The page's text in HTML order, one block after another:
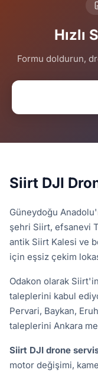
Hızlı
Formu doldurun,
Siirt DJI
Güneydoğu
şehri Siirt, efsanevi
antik Siirt Kalesi ve
için eşsiz çekim
Odakon olarak
taleplerini kabul
Pervari, Baykan,
taleplerini Ankara
Siirt DJI drone
motor değişimi,